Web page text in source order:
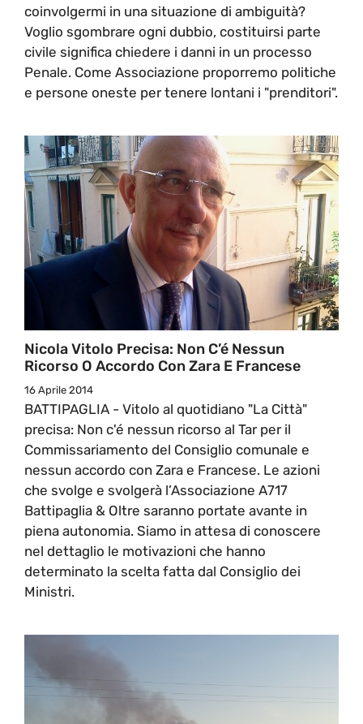
coinvolgermi in una situazione di ambiguità?
Voglio sgombrare ogni dubbio, costituirsi parte
civile significa chiedere i danni in un processo
Penale. Come Associazione proporremo politiche
e persone oneste per tenere lontani i "prenditori".
Nicola Vitolo Precisa: Non C’é Nessun
Ricorso O Accordo Con Zara E Francese
16 Aprile 2014
BATTIPAGLIA - Vitolo al quotidiano "La Città"
precisa: Non c'é nessun ricorso al Tar per il
Commissariamento del Consiglio comunale e
nessun accordo con Zara e Francese. Le azioni
che svolge e svolgerà l’Associazione A717
Battipaglia & Ol­tre saranno portate avante in
piena autonomia. Siamo in attesa di conoscere
nel dettaglio le motivazioni che hanno
determinato la scelta fatta dal Consiglio dei
Ministri.